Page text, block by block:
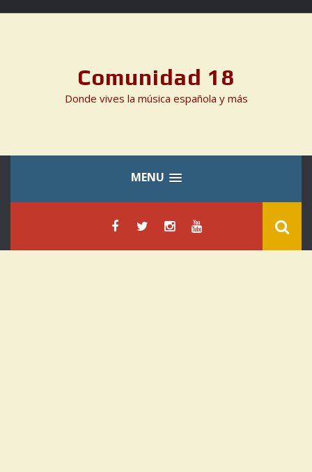
Comunidad 18
Donde vives la música española y más
MENU